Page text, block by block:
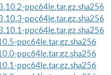
ppc64le.tar.gz.sha256
ppc64le.tar.gz.sha256
ppc64le.tar.gz.sha256
ppc64le.tar.gz.sha256
ppc64le.tar.gz.sha256
ppc64le.tar.gz.sha256